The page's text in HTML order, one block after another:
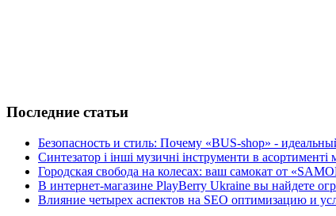
Последние статьи
Безопасность и стиль: Почему «BUS-shop» -
Синтезатор і інші музичні інструменти в
Городская свобода на колесах: ваш самокат от
В интернет-магазине PlayBerry Ukraine вы найдете
Влияние четырех аспектов на SEO оптимизацию и